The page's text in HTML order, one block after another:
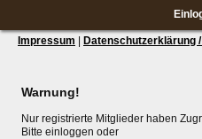
Impressum Datenschutzerklärung
Warnung!
Nur registrierte Mitglieder haben
Bitte einloggen oder